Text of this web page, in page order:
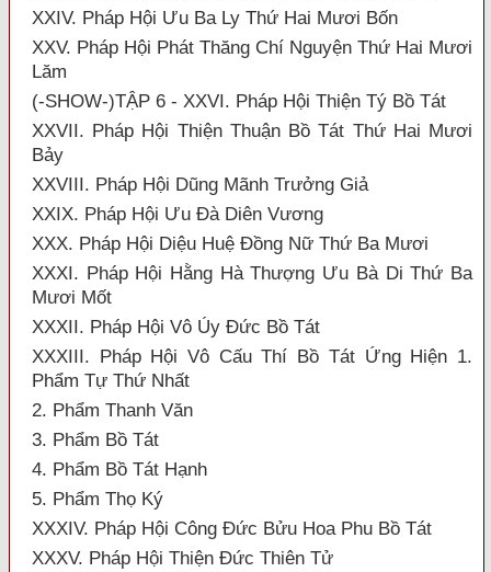
XXIV. Pháp Hội Ưu Ba Ly Thứ Hai Mươi Bốn
XXV. Pháp Hội Phát Thăng Chí Nguyện Thứ Hai Mươi
Lăm
(-SHOW-)TẬP 6 - XXVI. Pháp Hội Thiện Tý Bồ Tát
XXVII. Pháp Hội Thiện Thuận Bồ Tát Thứ Hai Mươi
Bảy
XXVIII. Pháp Hội Dũng Mãnh Trưởng Giả
XXIX. Pháp Hội Ưu Đà Diên Vương
XXX. Pháp Hội Diệu Huệ Đồng Nữ Thứ Ba Mươi
XXXI. Pháp Hội Hằng Hà Thượng Ưu Bà Di Thứ Ba
Mươi Mốt
XXXII. Pháp Hội Vô Úy Đức Bồ Tát
XXXIII. Pháp Hội Vô Cấu Thí Bồ Tát Ứng Hiện 1.
Phẩm Tự Thứ Nhất
2. Phẩm Thanh Văn
3. Phẩm Bồ Tát
4. Phẩm Bồ Tát Hạnh
5. Phẩm Thọ Ký
XXXIV. Pháp Hội Công Đức Bửu Hoa Phu Bồ Tát
XXXV. Pháp Hội Thiện Đức Thiên Tử